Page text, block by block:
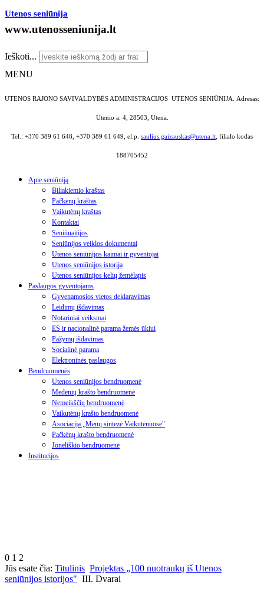
Utenos seniūnija
www.utenosseniunija.lt
Ieškoti...
MENU
UTENOS RAJONO SAVIVALDYBĖS ADMINISTRACIJOS UTENOS SENIŪNIJA. Adresas:
Utenio a. 4, 28503, Utena.
Tel.: +370 389 61 648, +370 389 61 649, el.p. saulius.gaizauskas@utena.lt, filialo kodas
188705452
Apie seniūniją
Biliakiemio kraštas
Pačkėnų kraštas
Vaikutėnų kraštas
Kontaktai
Seniūnaitijos
Seniūnijos veiklos dokumentai
Utenos seniūnijos kaimai ir gyventojai
Utenos seniūnijos istorija
Utenos seniūnijos kelių žemėlapis
Paslaugos gyventojams
Gyvenamosios vietos deklaravimas
Leidimų išdavimas
Notariniai veiksmai
ES ir nacionalinė parama žemės ūkiui
Pažymų išdavimas
Socialinė parama
Elektroninės paslaugos
Bendruomenės
Utenos seniūnijos bendruomenė
Medenių krašto bendruomenė
Nemeikščių bendruomenė
Vaikutėnų krašto bendruomenė
Asociacija „Menų sintezė Vaikutėnuose"
Pačkėnų krašto bendruomenė
Joneliškio bendruomenė
Institucijos
0 1 2
Jūs esate čia: Titulinis Projektas „100 nuotraukų iš Utenos
seniūnijos istorijos" III. Dvarai